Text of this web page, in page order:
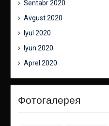
Sentabr 2020
Avgust 2020
Iyul 2020
Iyun 2020
Aprel 2020
Фотогалерея